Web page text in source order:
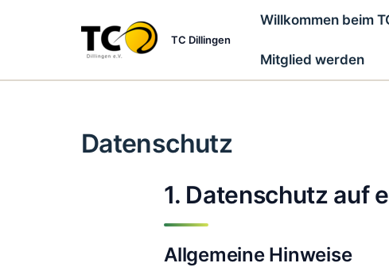
TC Dillingen
Willkommen beim
Mitglied werden
Datenschutz
1. Datenschutz auf
Allgemeine Hinweise